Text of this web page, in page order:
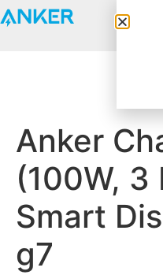
Anker
(100W, 3
Smart
g7